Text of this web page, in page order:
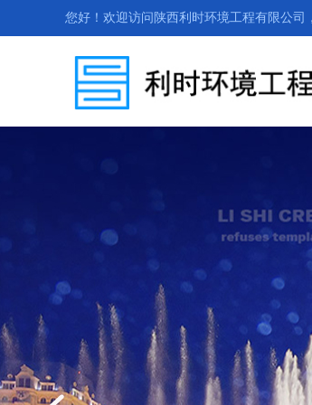
您好！欢迎访问陕西利时环境工程有限公司